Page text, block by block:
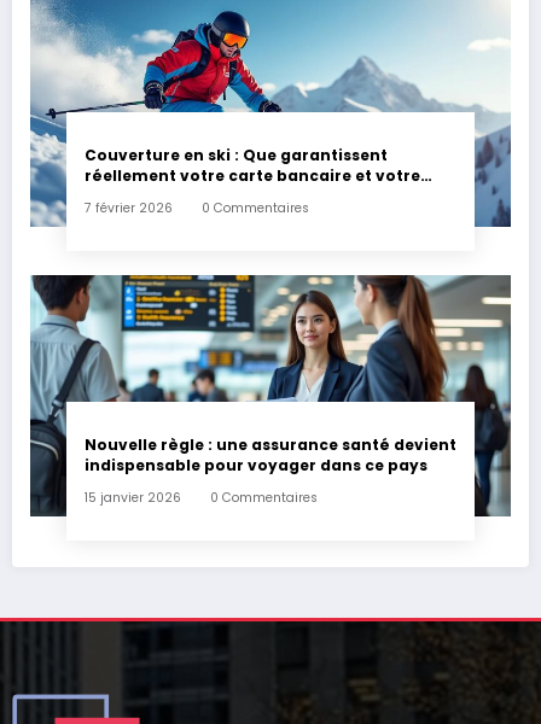
Couverture en ski : Que garantissent
réellement votre carte bancaire et votre
7 février 2026 0 Commentaires
Nouvelle règle : une assurance santé devient
indispensable pour voyager dans ce pays
15 janvier 2026 0 Commentaires